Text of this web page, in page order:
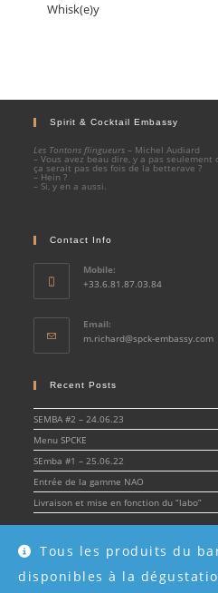
Tous les produits du
disponibles à la
Whisk(e)y
Spirit & Cocktail Embassy
Les Tontons flingueurs – Michel Audiard
– Vous avez beau dire, y a pas seulement
ça serait pas des fois de la betterave ?
– Hein ?
– Si, y en a aussi.
Contact Info
Mobile:
+33.6.81.87.03.84
Email:
m.richard@spck-embassy.com
Recent Posts
SEMBA #2 – 24.06.23
Menu SPCKE
SEmba #1 – 25.06.22
Entrée de la gamme NAO
Livraison et mise en fonction du “labo”
© Spirit & Cocktail Embassy 2022 - SPCKE